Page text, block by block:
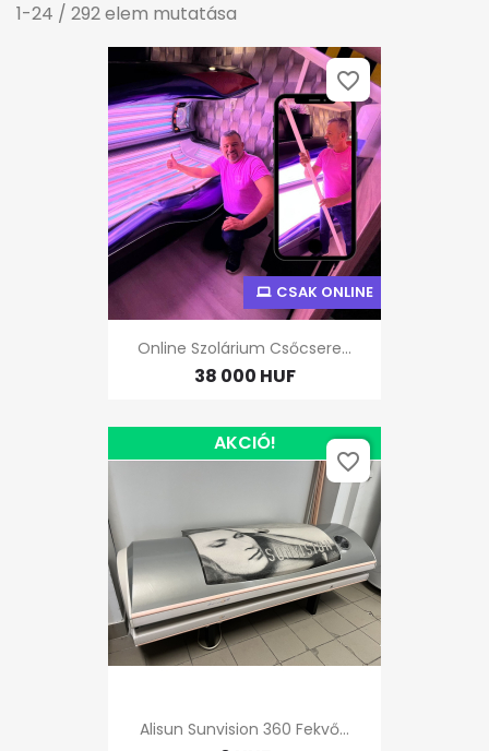
1-24 / 292 elem mutatása
Online Szolárium Csőcsere...
38 000 HUF
CSAK ONLINE
favorite_border
Alisun Sunvision 360 Fekvő...
AKCIÓ!
favorite_border